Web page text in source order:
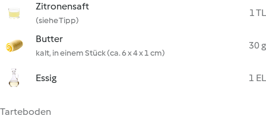
Zitronensaft
(siehe Tipp)
1 TL
Butter
kalt, in einem Stück (ca. 6 x 4 x 1 cm)
30 g
Essig 1 EL
Tarteboden